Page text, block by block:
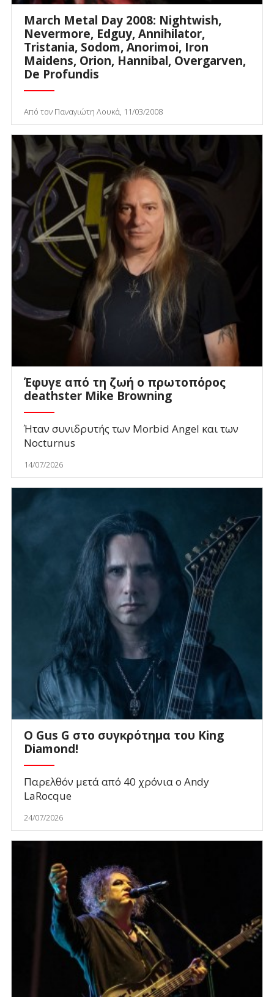
March Metal Day 2008: Nightwish,
Nevermore, Edguy, Annihilator,
Tristania, Sodom, Anorimoi, Iron
Maidens, Orion, Hannibal, Overgarven,
De Profundis
Από τον Παναγιώτη Λουκά, 11/03/2008
Έφυγε από τη ζωή ο πρωτοπόρος
deathster Mike Browning
Ήταν συνιδρυτής των Morbid Angel και των
Nocturnus
14/07/2026
O Gus G στο συγκρότημα του King
Diamond!
Παρελθόν μετά από 40 χρόνια ο Andy
LaRocque
24/07/2026